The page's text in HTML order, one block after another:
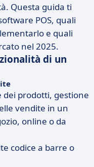
Questa guida ti
POS, quali
e quali
nel 2025.
di un
dei prodotti, gestione
vendite in un
online o da
codice a barre o